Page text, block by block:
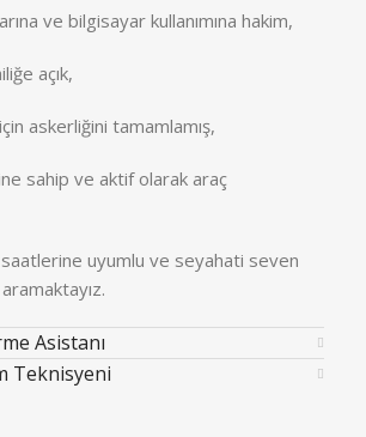
ve bilgisayar kullanımına hakim,
açık,
askerliğini tamamlamış,
sahip ve aktif olarak araç
saatlerine uyumlu ve seyahati seven
Asistanı
Teknisyeni